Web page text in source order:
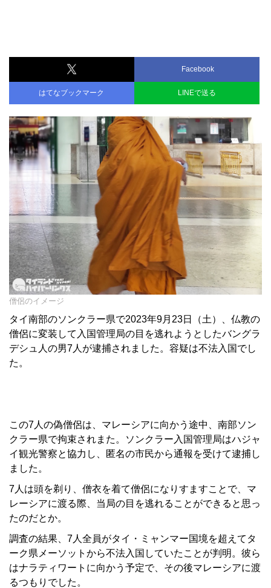
Facebook
はてなブックマーク LINEで送る
僧侶のイメージ
タイ南部のソンクラー県で2023年9月23日（土）、仏教の
僧侶に変装して入国管理局の目を逃れようとしたバングラ
デシュ人の男7人が逮捕されました。容疑は不法入国でし
た。
この7人の偽僧侶は、マレーシアに向かう途中、南部ソン
クラー県で拘束されまた。ソンクラー入国管理局はハジャ
イ観光警察と協力し、匿名の市民から通報を受けて逮捕し
ました。
7人は頭を剃り、僧衣を着て僧侶になりすますことで、マ
レーシアに渡る際、当局の目を逃れることができると思っ
たのだとか。
調査の結果、7人全員がタイ・ミャンマー国境を超えてタ
ーク県メーソットから不法入国していたことが判明。彼ら
はナラティワートに向かう予定で、その後マレーシアに渡
るつもりでした。